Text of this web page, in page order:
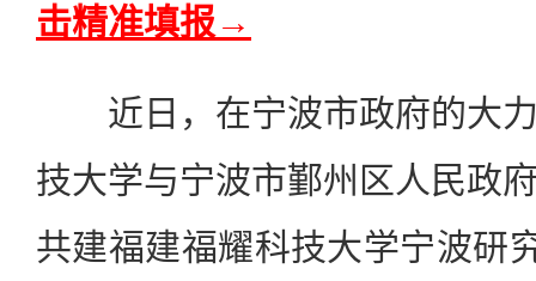
击精准填报→
近日，在宁波市政府的大力
技大学与宁波市鄞州区人民政
共建福建福耀科技大学宁波研